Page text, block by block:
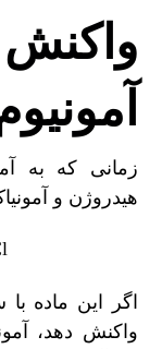
زمانی که به
هیدروژن و
اگر این ماده
واکنش دهد،